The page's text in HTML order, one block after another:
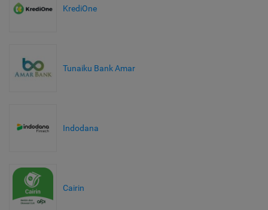
KrediOne
Tunaiku Bank Amar
Indodana
Cairin